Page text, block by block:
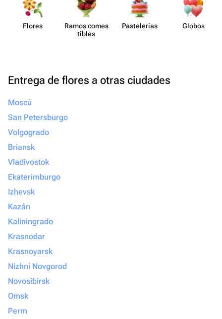
Flores
Ramos comes​
tibles
Paste​lerías Globos
Entrega de flores a otras ciudades
Moscú
San Petersburgo
Volgogrado
Briansk
Vladivostok
Ekaterimburgo
Izhevsk
Kazán
Kaliningrado
Krasnodar
Krasnoyarsk
Nizhni Novgorod
Novosibirsk
Omsk
Perm